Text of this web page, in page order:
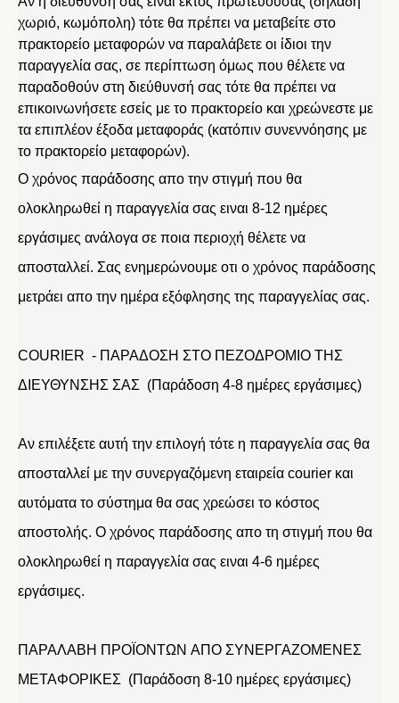
χωριό, κωμόπολη) τότε θα πρέπει να μεταβείτε στο
πρακτορείο μεταφορών να παραλάβετε οι ίδιοι την
παραγγελία σας, σε περίπτωση όμως που θέλετε να
παραδοθούν στη διεύθυνσή σας τότε θα πρέπει να
επικοινωνήσετε εσείς με το πρακτορείο και χρεώνεστε με
τα επιπλέον έξοδα μεταφοράς (κατόπιν συνεννόησης με
το πρακτορείο μεταφορών).
Ο χρόνος παράδοσης απο την στιγμή που θα
ολοκληρωθεί η παραγγελία σας ειναι 8-12 ημέρες
εργάσιμες ανάλογα σε ποια περιοχή θέλετε να
αποσταλλεί. Σας ενημερώνουμε οτι ο χρόνος παράδοσης
μετράει απο την ημέρα εξόφλησης της παραγγελίας σας.
COURIER - ΠΑΡΑΔΟΣΗ ΣΤΟ ΠΕΖΟΔΡΟΜΙΟ ΤΗΣ
ΔΙΕΥΘΥΝΣΗΣ ΣΑΣ (Παράδοση 4-8 ημέρες εργάσιμες)
Αν επιλέξετε αυτή την επιλογή τότε η παραγγελία σας θα
αποσταλλεί με την συνεργαζόμενη εταιρεία courier και
αυτόματα το σύστημα θα σας χρεώσει το κόστος
αποστολής. Ο χρόνος παράδοσης απο τη στιγμή που θα
ολοκληρωθεί η παραγγελία σας ειναι 4-6 ημέρες
εργάσιμες.
ΠΑΡΑΛΑΒΗ ΠΡΟΪΟΝΤΩΝ ΑΠΟ ΣΥΝΕΡΓΑΖΟΜΕΝΕΣ
ΜΕΤΑΦΟΡΙΚΕΣ (Παράδοση 8-10 ημέρες εργάσιμες)